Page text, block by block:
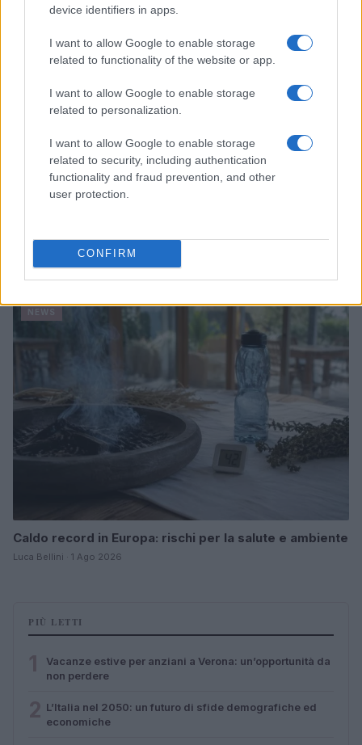
device identifiers in apps.
I want to allow Google to enable storage
related to functionality of the website or app.
I want to allow Google to enable storage
related to personalization.
I want to allow Google to enable storage
related to security, including authentication
functionality and fraud prevention, and other
user protection.
CONFIRM
NEWS
Papa Leone XIV incontra i giovani ad Assisi: il richiamo
alla pace e alla solidarietà
Caldo record in Europa: rischi per la salute e ambiente
Luca Bellini · 1 Ago 2026
PIÙ LETTI
Vacanze estive per anziani a Verona: un’opportunità da
non perdere
L’Italia nel 2050: un futuro di sfide demografiche ed
economiche